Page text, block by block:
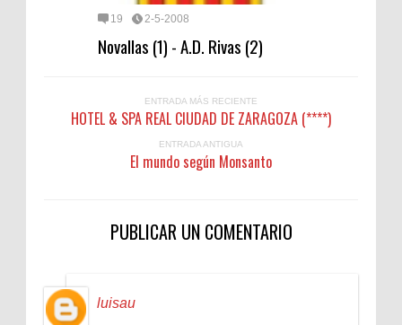
19 2-5-2008
Novallas (1) - A.D. Rivas (2)
ENTRADA MÁS RECIENTE
HOTEL & SPA REAL CIUDAD DE ZARAGOZA (****)
ENTRADA ANTIGUA
El mundo según Monsanto
PUBLICAR UN COMENTARIO
luisau